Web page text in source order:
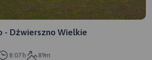
- Dźwierszno Wielkie
8:07 h 89m